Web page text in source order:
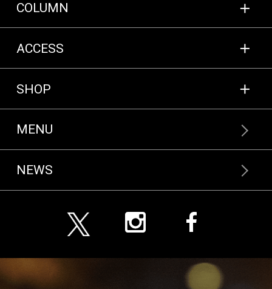
COLUMN
ACCESS
SHOP
MENU
NEWS